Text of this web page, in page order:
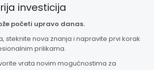
investicija
početi upravo danas.
steknite nova znanja i napravite prvi korak
prilikama.
vrata novim mogućnostima za